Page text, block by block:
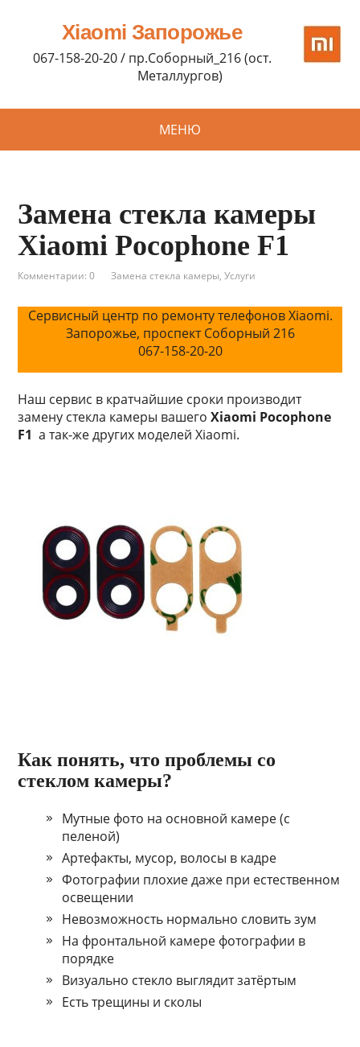
Xiaomi Запорожье
067-158-20-20 / пр.Соборный_216 (ост.
Металлургов)
МЕНЮ
Замена стекла камеры
Xiaomi Pocophone F1
Комментарии: 0 Замена стекла камеры,Услуги
Сервисный центр по ремонту телефонов Xiaomi.
Запорожье, проспект Соборный 216
067-158-20-20
Наш сервис в кратчайшие сроки производит
замену стекла камеры вашегоXiaomi Pocophone
F1а так-же других моделей Xiaomi.
Как понять, что проблемы со
стеклом камеры?
Мутные фото на основной камере (с
пеленой)
Артефакты, мусор, волосы в кадре
Фотографии плохие даже при естественном
освещении
Невозможность нормально словить зум
На фронтальной камере фотографии в
порядке
Визуально стекло выглядит затёртым
Есть трещины и сколы